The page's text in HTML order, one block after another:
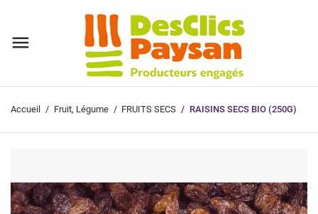
Accueil Fruit, Légume FRUITS SECS RAISINS SECS BIO (250G)